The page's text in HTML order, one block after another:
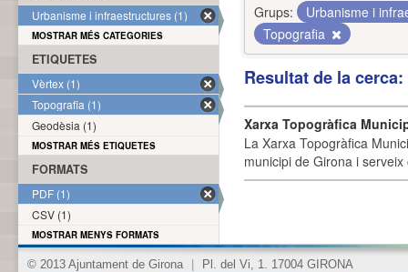
Grups:
Urbanisme i
Topografia
Resultat de la
Xarxa Topogràfica
La Xarxa Topogràfica
municipi de Girona i
Urbanisme i infraestructures (1)
MOSTRAR MÉS CATEGORIES
ETIQUETES
Vèrtex (1)
Topografia (1)
Geodèsia (1)
MOSTRAR MÉS ETIQUETES
FORMATS
PDF (1)
CSV (1)
MOSTRAR MENYS FORMATS
© 2013 Ajuntament de Girona Pl. del Vi, 1. 17004 GIRONA